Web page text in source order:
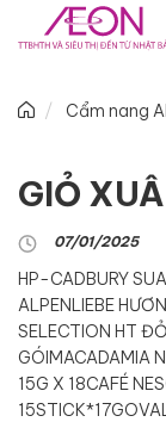
Cẩm nang
GIỎ
07/01/2025
HP-CADBURY
ALPENLIEBE
SELECTION HT
GÓIMACADAMIA
15G X 18CAFÉ
15STICK*17G